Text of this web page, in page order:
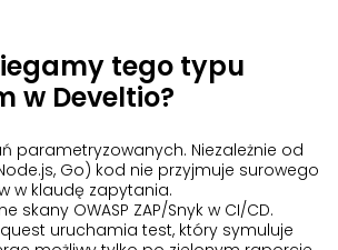
tego typu
w Develtio?
parametryzowanych. Niezależnie od
Go) kod nie przyjmuje surowego
w klaudę zapytania.
skany OWASP ZAP/Snyk w CI/CD.
uruchamia test, który symuluje